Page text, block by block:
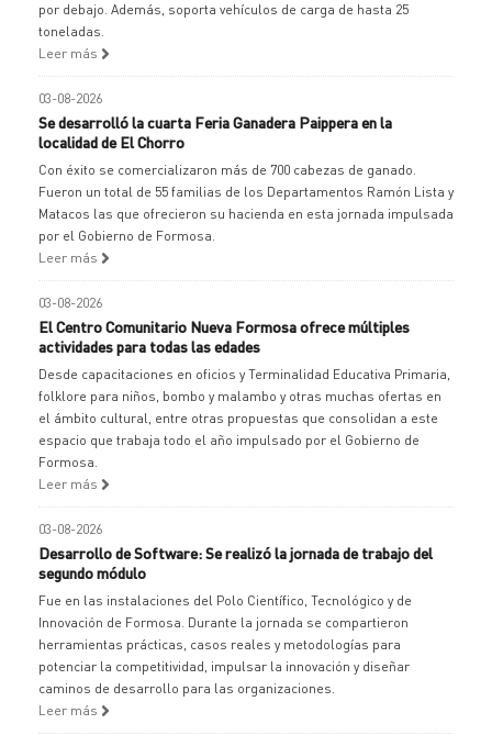
por debajo. Además, soporta vehículos de carga de hasta 25
toneladas.
Leer más
03-08-2026
Se desarrolló la cuarta Feria Ganadera Paippera en la
localidad de El Chorro
Con éxito se comercializaron más de 700 cabezas de ganado.
Fueron un total de 55 familias de los Departamentos Ramón Lista y
Matacos las que ofrecieron su hacienda en esta jornada impulsada
por el Gobierno de Formosa.
Leer más
03-08-2026
El Centro Comunitario Nueva Formosa ofrece múltiples
actividades para todas las edades
Desde capacitaciones en oficios y Terminalidad Educativa Primaria,
folklore para niños, bombo y malambo y otras muchas ofertas en
el ámbito cultural, entre otras propuestas que consolidan a este
espacio que trabaja todo el año impulsado por el Gobierno de
Formosa.
Leer más
03-08-2026
Desarrollo de Software: Se realizó la jornada de trabajo del
segundo módulo
Fue en las instalaciones del Polo Científico, Tecnológico y de
Innovación de Formosa. Durante la jornada se compartieron
herramientas prácticas, casos reales y metodologías para
potenciar la competitividad, impulsar la innovación y diseñar
caminos de desarrollo para las organizaciones.
Leer más